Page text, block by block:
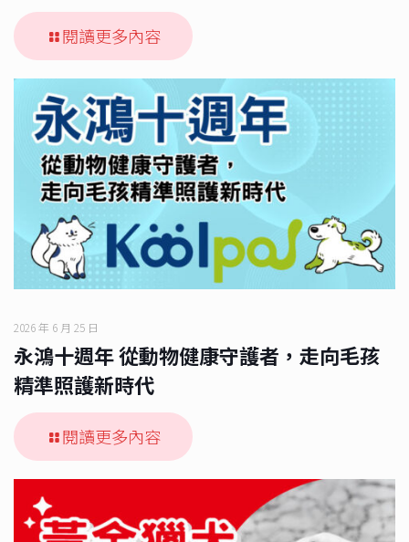
閱讀更多內容
2026 年 6 月 25 日
永鴻十週年 從動物健康守護者，走向毛孩
精準照護新時代
閱讀更多內容